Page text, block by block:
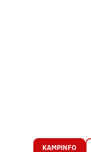
KAMPINFO